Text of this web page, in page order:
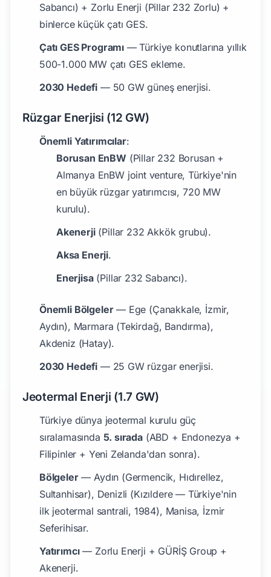
Sabancı) + Zorlu Enerji (Pillar 232 Zorlu) +
binlerce küçük çatı GES.
Çatı GES Programı — Türkiye konutlarına yıllık
500-1.000 MW çatı GES ekleme.
2030 Hedefi — 50 GW güneş enerjisi.
Rüzgar Enerjisi (12 GW)
Önemli Yatırımcılar:
Borusan EnBW (Pillar 232 Borusan +
Almanya EnBW joint venture, Türkiye'nin
en büyük rüzgar yatırımcısı, 720 MW
kurulu).
Akenerji(Pillar 232 Akkök grubu).
Aksa Enerji.
Enerjisa(Pillar 232 Sabancı).
Önemli Bölgeler— Ege (Çanakkale, İzmir,
Aydın), Marmara (Tekirdağ, Bandırma),
Akdeniz (Hatay).
2030 Hedefi — 25 GW rüzgar enerjisi.
Jeotermal Enerji (1.7 GW)
Türkiye dünya jeotermal kurulu güç
sıralamasında 5. sırada(ABD + Endonezya +
Filipinler + Yeni Zelanda'dan sonra).
Bölgeler— Aydın (Germencik, Hıdırellez,
Sultanhisar), Denizli (Kızıldere — Türkiye'nin
ilk jeotermal santrali, 1984), Manisa, İzmir
Seferihisar.
Yatırımcı— Zorlu Enerji + GÜRİŞ Group +
Akenerji.